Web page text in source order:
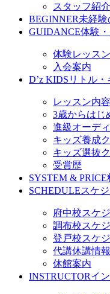
スタッフ紹介
BEGINNER未経
GUIDANCE体験
体験レッスン
入会案内
D’z KIDS リトル
レッスン内容
3歳からはじ
進級オーデ
キッズ養成
キッズ選抜
受賞歴
SYSTEM & PRICE
SCHEDULEスケ
府中校スケ
調布校スケ
登戸校スケ
代講休講情報
休館案内
INSTRUCTORイ